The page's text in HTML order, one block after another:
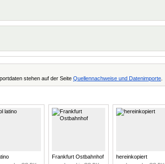
stehen auf der Seite Quellennachweise und Datenimporte
Frankfurt Ostbahnhof hereinkopiert